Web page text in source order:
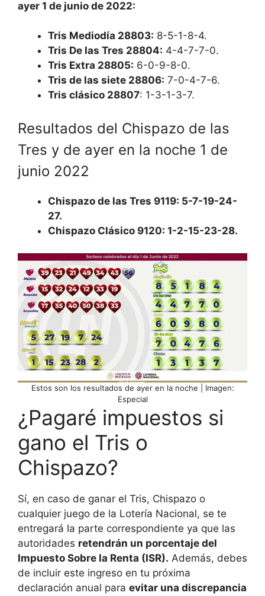
ayer 1 de junio de 2022:
Tris Mediodía 28803: 8-5-1-8-4.
Tris De las Tres 28804: 4-4-7-7-0.
Tris Extra 28805: 6-0-9-8-0.
Tris de las siete 28806: 7-0-4-7-6.
Tris clásico 28807: 1-3-1-3-7.
Resultados del Chispazo de las
Tres y de ayer en la noche 1 de
junio 2022
Chispazo de las Tres 9119: 5-7-19-24-
27.
Chispazo Clásico 9120: 1-2-15-23-28.
Estos son los resultados de ayer en la noche | Imagen:
Especial
¿Pagaré impuestos si
gano el Tris o
Chispazo?
Sí, en caso de ganar el Tris, Chispazo o
cualquier juego de la Lotería Nacional, se te
entregará la parte correspondiente ya que las
autoridades retendrán un porcentaje del
Impuesto Sobre la Renta (ISR). Además, debes
de incluir este ingreso en tu próxima
declaración anual para evitar una discrepancia